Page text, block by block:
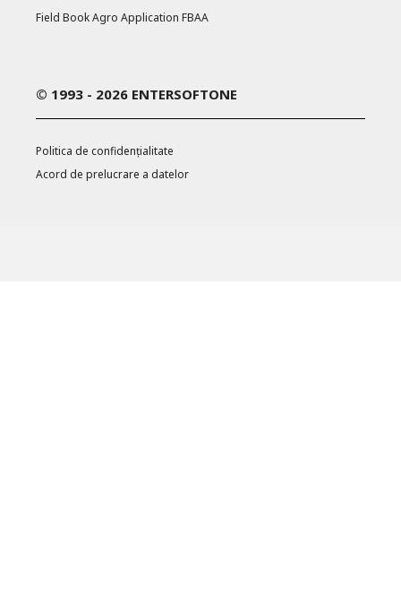
Field Book Agro Application FBAA
© 1993 - 2026 ENTERSOFTONE
Politica de confidențialitate
Acord de prelucrare a datelor